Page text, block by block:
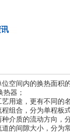
位空间内的换热面积
热器；
艺用途，更有不同的
程组合，分为单程板
种介质的流动方向，
道的间隙大小，分为